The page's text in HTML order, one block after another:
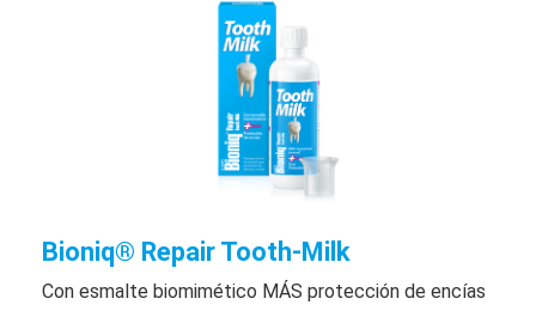
Bioniq® Repair Tooth-Milk
Con esmalte biomimético MÁS protección de encías